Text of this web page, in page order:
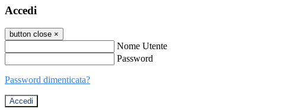
Accedi
button close ×
Nome Utente
Password
Password dimenticata?